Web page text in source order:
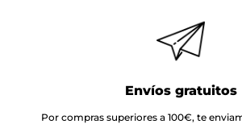
Envíos gratuitos
Por compras superiores a 100€, te